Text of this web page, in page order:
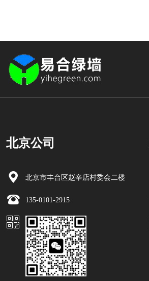
北京公司
北京市丰台区赵辛店村委会二楼
135-0101-2915